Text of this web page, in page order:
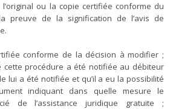
ou la copie certifiée conforme du
preuve de la signification de l’avis de
conforme de la décision à modifier ;
cette procédure a été notifiée au débiteur
lui a été notifiée et qu’il a eu la possibilité
indiquant dans quelle mesure le
de l’assistance juridique gratuite ;